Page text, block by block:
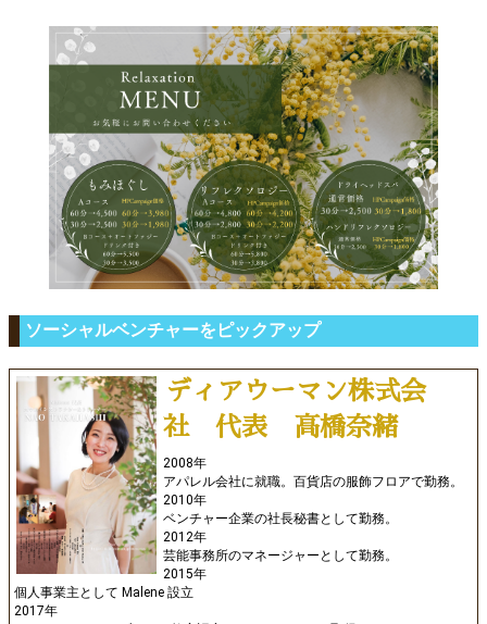
ソーシャルベンチャーをピックアップ
ディアウーマン株式会
社 代表 高橋奈緒
2008年
アパレル会社に就職。百貨店の服飾フロアで勤務。
2010年
ベンチャー企業の社長秘書として勤務。
2012年
芸能事務所のマネージャーとして勤務。
2015年
個人事業主として Malene 設立
2017年